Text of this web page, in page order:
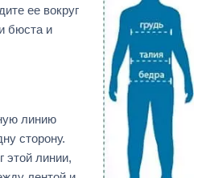
ее вокруг
бюста и
линию
сторону.
этой линии,